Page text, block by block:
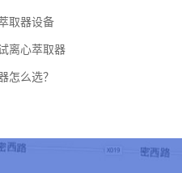
取器设备
离心萃取器
怎么选？